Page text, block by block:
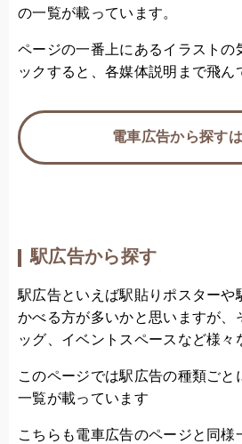
の一覧が載っています。
ページの一番上にあるイラストの
ックすると、各媒体説明まで飛ん
電車広告から探す
駅広告から探す
駅広告といえば駅貼りポスターや
かべる方が多いかと思いますが、
ッグ、イベントスペースなど様々
このページでは駅広告の種類ご
一覧が載っています
こちらも電車広告のページと同様